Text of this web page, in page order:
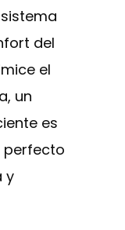
del
el
un
es
perfecto
y